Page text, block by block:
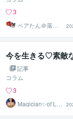
3
ベアたん＠落書
きイラストレー
ター
今を生きる♡素敵
記事
コラム
3
Magician✨of Lo
ve♡みつき